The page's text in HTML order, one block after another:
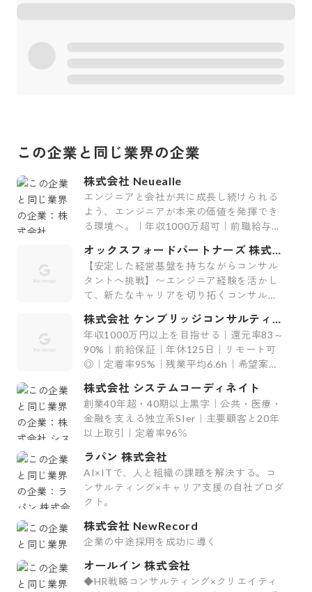
この企業と同じ業界の企業
株式会社 Neuealle
エンジニアと会社が共に成長し続けられる
よう、エンジニアが本来の価値を発揮でき
る環境へ。｜年収1000万超可｜前職給与保
オックスフォードパートナーズ 株式会
社
【安定した経営基盤を持ちながらコンサル
タントへ挑戦】〜エンジニア経験を活かし
て、新たなキャリアを切り拓くコンサルテ
株式会社 ケンブリッジコンサルティン
グ
年収1000万円以上を目指せる｜還元率83～
90%｜前給保証｜年休125日｜リモート可
◎｜定着率95%｜残業平均6.6h｜希望案件
株式会社 システムコーディネイト
創業40年超・40期以上黒字｜公共・医療・
金融を支える独立系SIer｜主要顧客と20年
以上取引｜定着率96％
ラパン 株式会社
AI×ITで、人と組織の課題を解決する。コ
ンサルティング×キャリア支援の自社プロダ
クト。
株式会社 NewRecord
企業の中途採用を成功に導く
オールイン 株式会社
◆HR戦略コンサルティング×クリエイティ